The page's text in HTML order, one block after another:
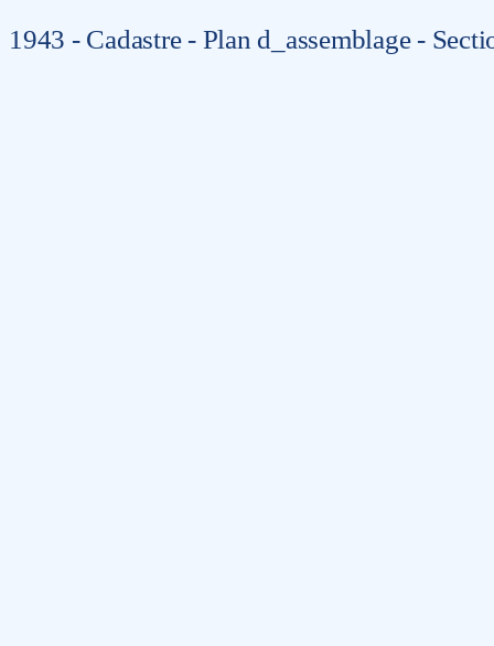
1943 - Cadastre - Plan d_assemblage -